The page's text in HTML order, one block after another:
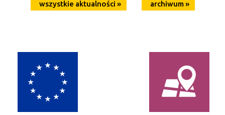
wszystkie aktualności » archiwum »